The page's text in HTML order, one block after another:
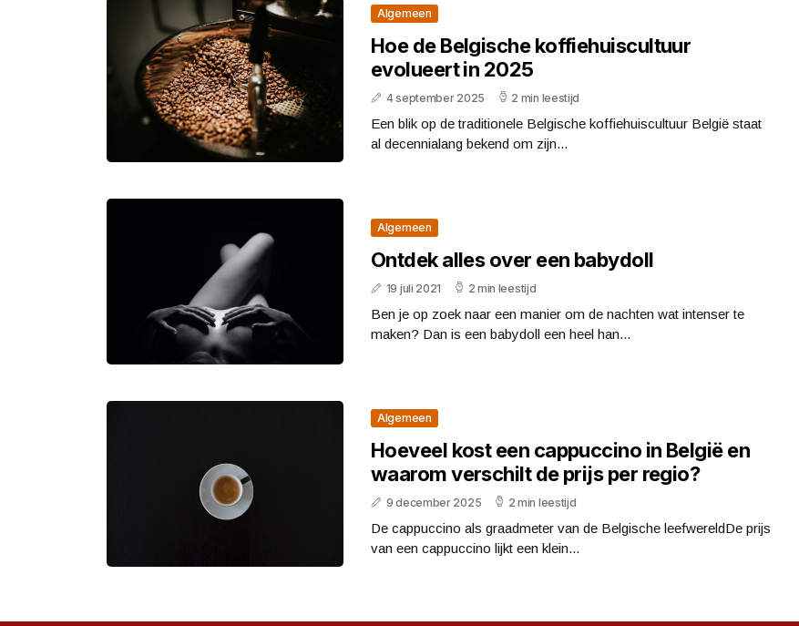
Algemeen
Hoe de Belgische koffiehuiscultuur
evolueert in 2025
4 september 2025 2 min leestijd
Een blik op de traditionele Belgische koffiehuiscultuur België staat
al decennialang bekend om zijn...
Algemeen
Ontdek alles over een babydoll
19 juli 2021 2 min leestijd
Ben je op zoek naar een manier om de nachten wat intenser te
maken? Dan is een babydoll een heel han...
Algemeen
Hoeveel kost een cappuccino in België en
waarom verschilt de prijs per regio?
9 december 2025 2 min leestijd
De cappuccino als graadmeter van de Belgische leefwereldDe prijs
van een cappuccino lijkt een klein...